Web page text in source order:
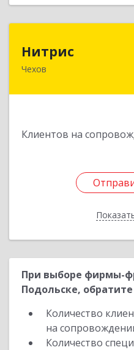
Нитрис
Чехов
Клиентов на
142350, Московская
При выборе фирмы-
Подольске,
Количество
на
Количество